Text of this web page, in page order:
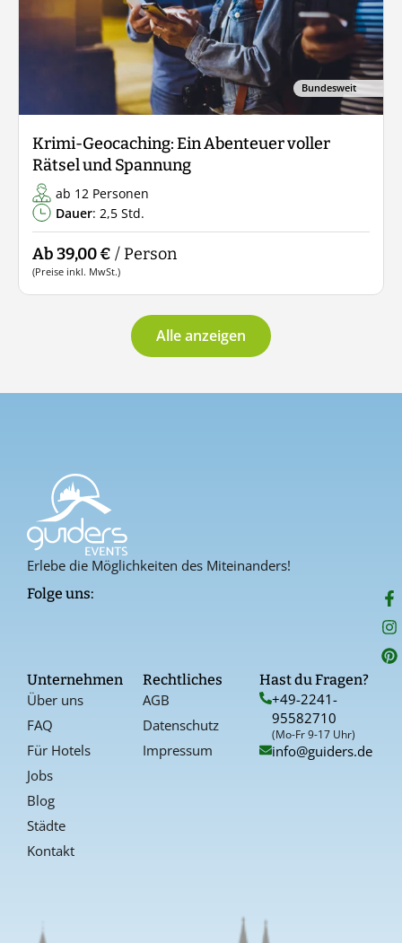
Bundesweit
Krimi-Geocaching: Ein Abenteuer voller
Rätsel und Spannung
ab 12 Personen
Dauer: 2,5 Std.
Ab 39,00 € / Person
(Preise inkl. MwSt.)
Alle anzeigen
Erlebe die Möglichkeiten des Miteinanders!
Folge uns: F
a
c
e
b
I
n
s
t
a
P
i
n
t
e
Unternehmen
Über uns
FAQ
Für Hotels
Jobs
Blog
Städte
Kontakt
Rechtliches
AGB
Datenschutz
Impressum
Hast du Fragen?
+49-2241-
95582710
(Mo-Fr 9-17 Uhr)
info@guiders.de